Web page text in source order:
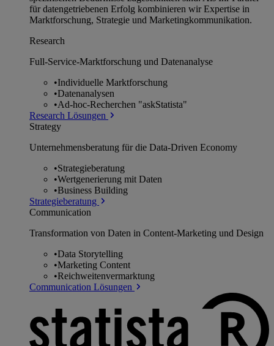
für datengetriebenen Erfolg kombinieren wir Expertise in
Marktforschung, Strategie und Marketingkommunikation.
Research
Full-Service-Marktforschung und Datenanalyse
•Individuelle Marktforschung
•Datenanalysen
•Ad-hoc-Recherchen "askStatista"
Research Lösungen
Strategy
Unternehmens­beratung für die Data-Driven Economy
•Strategieberatung
•Wertgenerierung mit Daten
•Business Building
Strategieberatung
Communication
Transformation von Daten in Content-Marketing und Design
•Data Storytelling
•Marketing Content
•Reichweitenvermarktung
Communication Lösungen